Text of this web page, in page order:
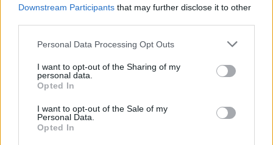
Downstream Participants that may further disclose it to other
Personal Data Processing Opt Outs
I want to opt-out of the Sharing of my
personal data.
Opted In
I want to opt-out of the Sale of my
Personal Data.
Opted In